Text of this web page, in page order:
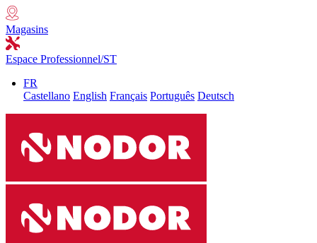
Magasins
Espace Professionnel/ST
FR
Castellano English Français Português Deutsch